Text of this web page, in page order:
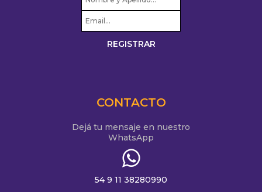
CONTACTO
Dejá tu mensaje en nuestro
WhatsApp
54 9 11 38280990